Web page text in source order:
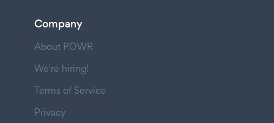
Company
About POWR
We're hiring!
Terms of Service
Privacy